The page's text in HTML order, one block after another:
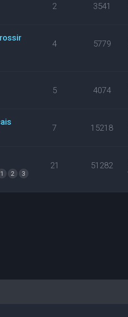
2 3541
4 5779
5 4074
7 15218
1 2 3
21 51282